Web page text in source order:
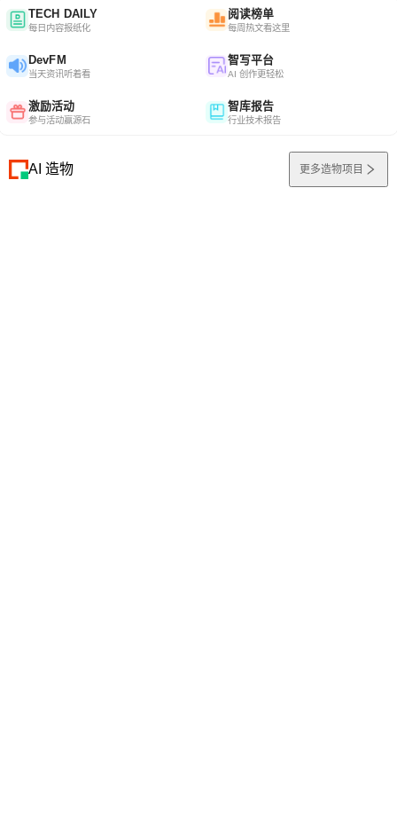
TECH DAILY
每日内容报纸化
阅读榜单
每周热文看这里
DevFM
当天资讯听着看
智写平台
AI 创作更轻松
激励活动
参与活动赢源石
智库报告
行业技术报告
AI 造物 更多造物项目